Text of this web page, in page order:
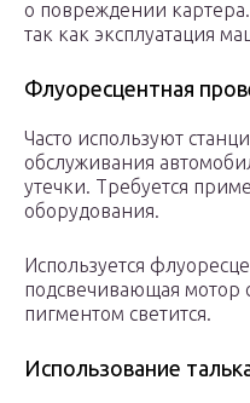
о повреждении
так как эксплуатация
Флуоресцентная
Часто используют
обслуживания
утечки. Требуется
оборудования.
Используется
подсвечивающая мотор
пигментом светится.
Использование